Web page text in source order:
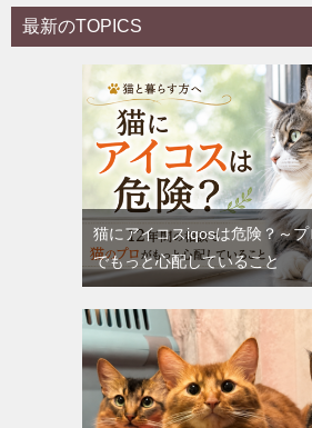
最新のTOPICS
猫にアイコスiqosは危険？～
でもっと心配していること